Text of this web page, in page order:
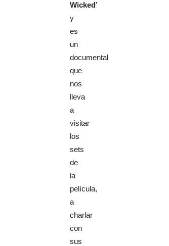
Wicked’
y
es
un
documental
que
nos
lleva
a
visitar
los
sets
de
la
película,
a
charlar
con
sus